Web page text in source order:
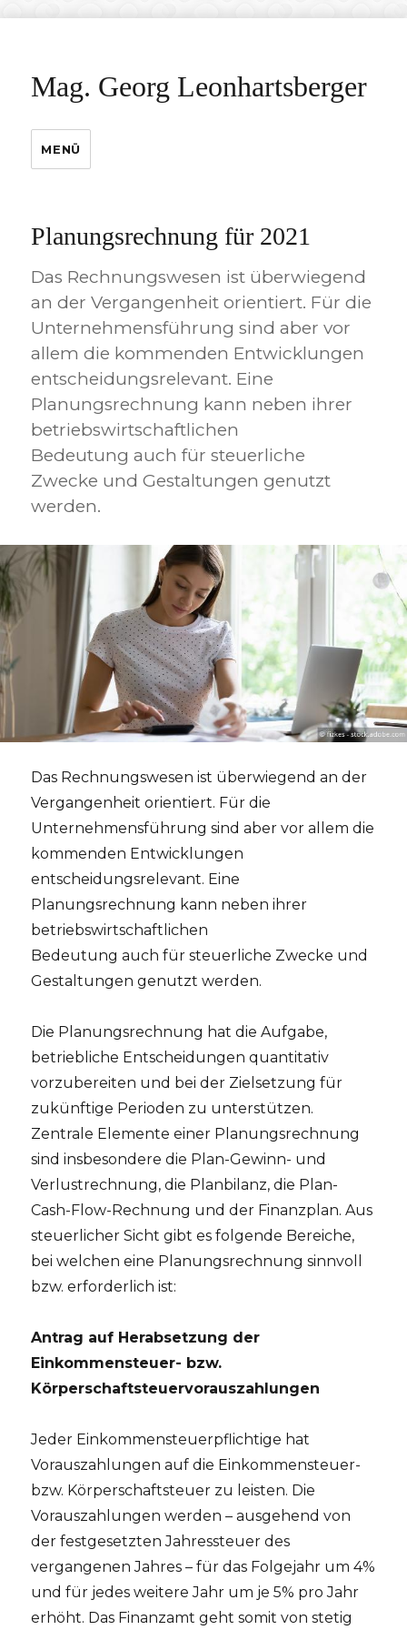
Mag. Georg Leonhartsberger
MENÜ
Planungsrechnung für 2021
Das Rechnungswesen ist überwiegend
an der Vergangenheit orientiert. Für die
Unternehmensführung sind aber vor
allem die kommenden Entwicklungen
entscheidungsrelevant. Eine
Planungsrechnung kann neben ihrer
betriebswirtschaftlichen
Bedeutung auch für steuerliche
Zwecke und Gestaltungen genutzt
werden.
Das Rechnungswesen ist überwiegend an der
Vergangenheit orientiert. Für die
Unternehmensführung sind aber vor allem die
kommenden Entwicklungen
entscheidungsrelevant. Eine
Planungsrechnung kann neben ihrer
betriebswirtschaftlichen
Bedeutung auch für steuerliche Zwecke und
Gestaltungen genutzt werden.
Die Planungsrechnung hat die Aufgabe,
betriebliche Entscheidungen quantitativ
vorzubereiten und bei der Zielsetzung für
zukünftige Perioden zu unterstützen.
Zentrale Elemente einer Planungsrechnung
sind insbesondere die Plan-Gewinn- und
Verlustrechnung, die Planbilanz, die Plan-
Cash-Flow-Rechnung und der Finanzplan. Aus
steuerlicher Sicht gibt es folgende Bereiche,
bei welchen eine Planungsrechnung sinnvoll
bzw. erforderlich ist:
Antrag auf Herabsetzung der
Einkommensteuer- bzw.
Körperschaftsteuervorauszahlungen
Jeder Einkommensteuerpflichtige hat
Vorauszahlungen auf die Einkommensteuer-
bzw. Körperschaftsteuer zu leisten. Die
Vorauszahlungen werden – ausgehend von
der festgesetzten Jahressteuer des
vergangenen Jahres – für das Folgejahr um 4%
und für jedes weitere Jahr um je 5% pro Jahr
erhöht. Das Finanzamt geht somit von stetig